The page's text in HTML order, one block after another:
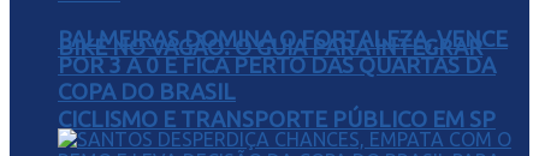
BIKE NO VAGÃO: O GUIA PARA INTEGRAR
CICLISMO E TRANSPORTE PÚBLICO EM SP
PALMEIRAS DOMINA O FORTALEZA, VENCE
POR 3 A 0 E FICA PERTO DAS QUARTAS DA
COPA DO BRASIL